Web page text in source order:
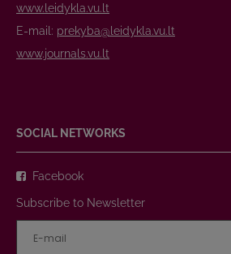
www.leidykla.vu.lt
E-mail: prekyba@leidykla.vu.lt
www.journals.vu.lt
SOCIAL NETWORKS
Facebook
Subscribe to Newsletter